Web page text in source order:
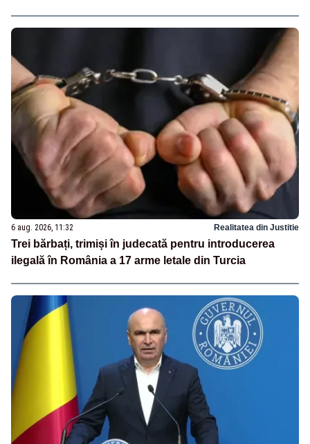
6 aug. 2026, 11:32 Realitatea din Justitie
Trei bărbați, trimiși în judecată pentru introducerea
ilegală în România a 17 arme letale din Turcia